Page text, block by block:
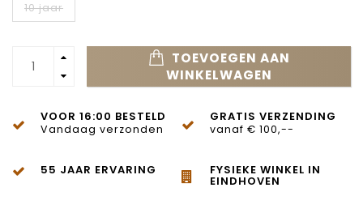
10 jaar
TOEVOEGEN AAN
WINKELWAGEN
VOOR 16:00 BESTELD
Vandaag verzonden
GRATIS VERZENDING
vanaf € 100,--
55 JAAR ERVARING FYSIEKE WINKEL IN
EINDHOVEN